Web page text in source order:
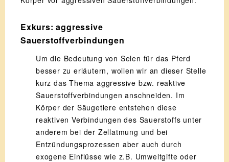
Exkurs: aggressive
Sauerstoffverbindungen
Um die Bedeutung von Selen für das Pferd
besser zu erläutern, wollen wir an dieser Stelle
kurz das Thema aggressive bzw. reaktive
Sauerstoffverbindungen anschneiden. Im
Körper der Säugetiere entstehen diese
reaktiven Verbindungen des Sauerstoffs unter
anderem bei der Zellatmung und bei
Entzündungsprozessen aber auch durch
exogene Einflüsse wie z.B. Umweltgifte oder